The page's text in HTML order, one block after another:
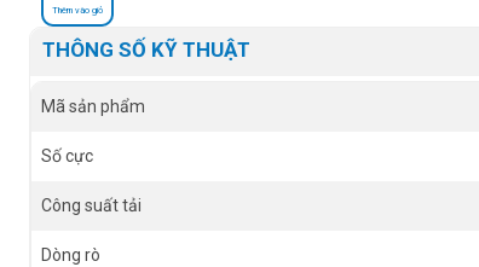
Thêm vào giỏ
THÔNG SỐ KỸ THUẬT
Mã sản phẩm
Số cực
Công suất tải
Dòng rò